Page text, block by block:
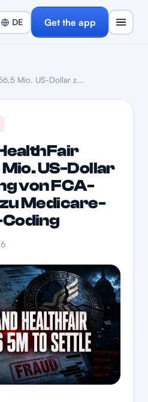
Get the app
Mio. US-Dollar z...
US-Dollar
von FCA-
Medicare-